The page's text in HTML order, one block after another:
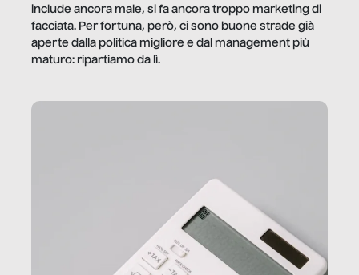
include ancora male, si fa ancora troppo marketing di
facciata. Per fortuna, però, ci sono buone strade già
aperte dalla politica migliore e dal management più
maturo: ripartiamo da lì.